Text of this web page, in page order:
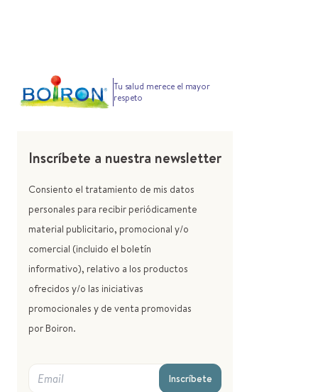
Tu salud merece el mayor
respeto
Inscríbete a nuestra newsletter
Consiento el tratamiento de mis datos
personales para recibir periódicamente
material publicitario, promocional y/o
comercial (incluido el boletín
informativo), relativo a los productos
ofrecidos y/o las iniciativas
promocionales y de venta promovidas
por Boiron.
Inscríbete